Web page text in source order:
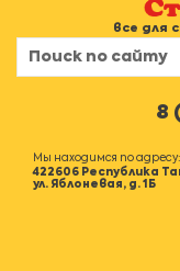
все для
8
Мы находимся по адресу:
422606 Республика
ул. Яблоневая, д. 1Б